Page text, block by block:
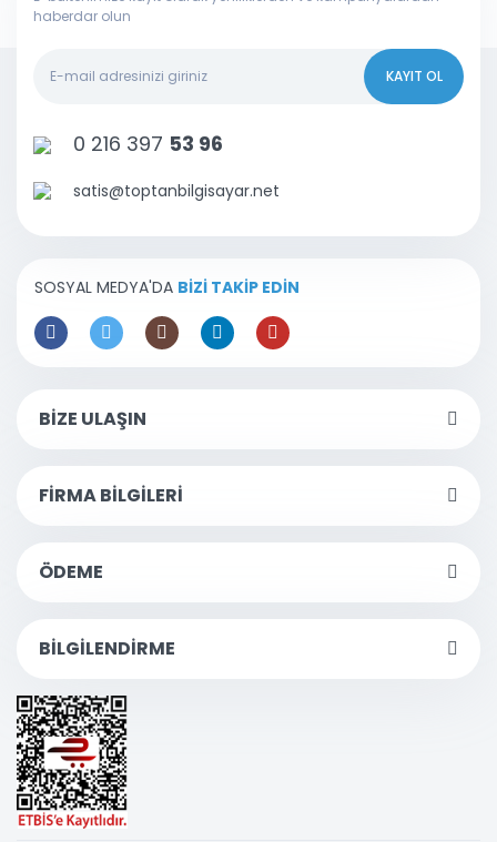
haberdar olun
KAYIT OL
0 216 397 53 96
satis@toptanbilgisayar.net
SOSYAL MEDYA'DA BİZİ TAKİP EDİN
BİZE ULAŞIN
FİRMA BİLGİLERİ
ÖDEME
BİLGİLENDİRME